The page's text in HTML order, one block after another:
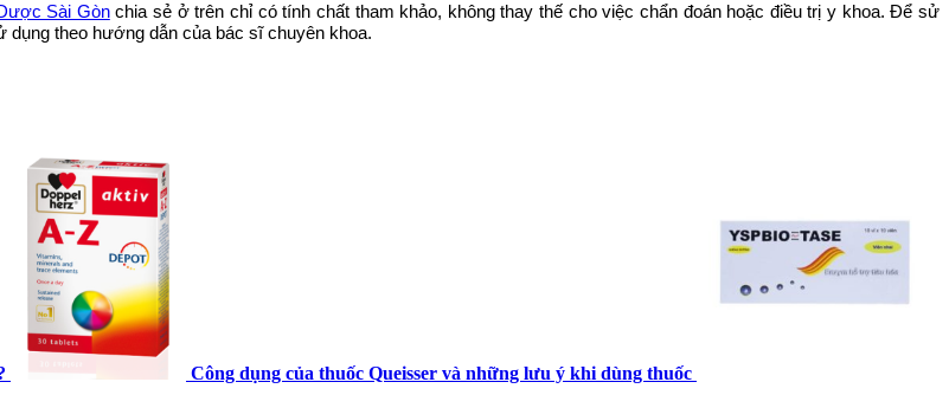
Sài Gònchia sẻ ở trên chỉ có tính chất tham khảo, không thay thế cho việc chẩn đoán hoặc điều trị y khoa. Để sử
dụng theo hướng dẫn của bác sĩ chuyên khoa.
Công dụng của thuốc Queisser và những lưu ý khi dùng thuốc